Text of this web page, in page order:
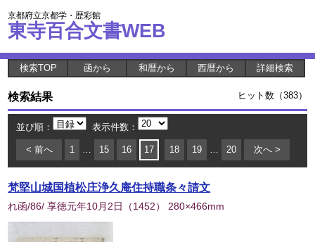
京都府立京都学・歴彩館
東寺百合文書WEB
検索TOP 函から 和暦から 西暦から 詳細検索
検索結果 ヒット数（383）
並び順： 表示件数：
< 前へ 1 … 15 16 17 18 19 … 20 次へ >
梵堅山城国植松庄浄久庵住持職条々請文
れ函/86/ 享徳元年10月2日 （1452） 280×466mm